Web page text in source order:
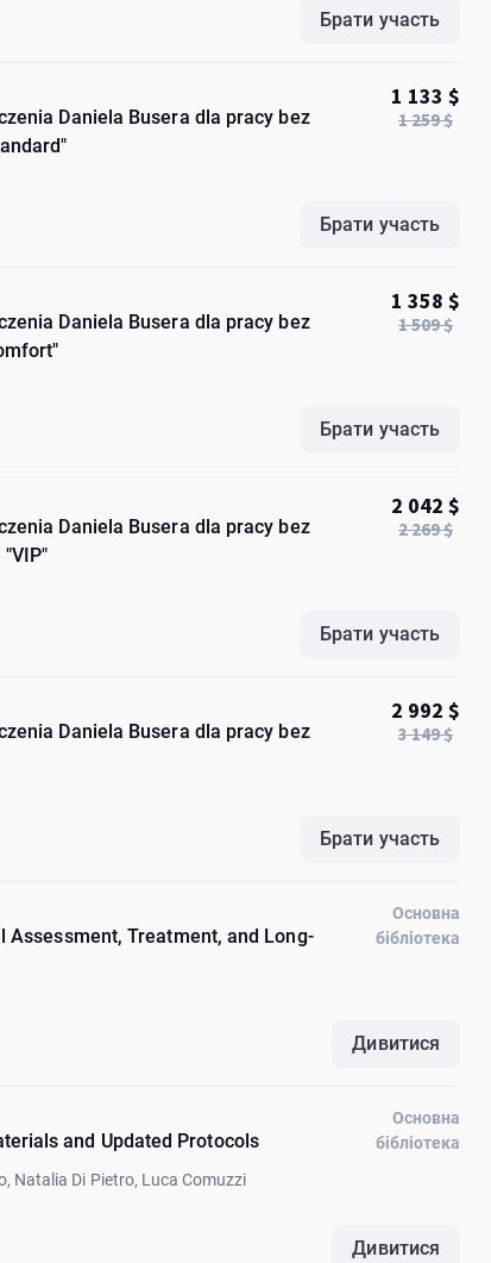
Брати участь
Daniela Busera dla pracy bez
1 133 $
1 259 $
Брати участь
Daniela Busera dla pracy bez
1 358 $
1 509 $
Брати участь
Daniela Busera dla pracy bez
2 042 $
2 269 $
Брати участь
Daniela Busera dla pracy bez
2 992 $
3 149 $
Брати участь
Treatment, and Long-
Основна
бібліотека
Дивитися
and Updated Protocols
Natalia Di Pietro, Luca Comuzzi
Основна
бібліотека
Дивитися